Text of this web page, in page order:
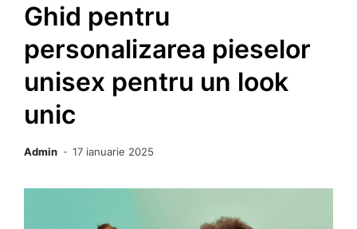
Ghid pentru
personalizarea pieselor
unisex pentru un look
unic
Admin 17 ianuarie 2025